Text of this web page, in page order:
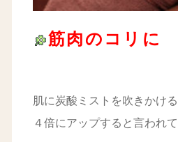
筋肉のコリに
肌に炭酸ミストを吹きかけ
４倍にアップすると言われて